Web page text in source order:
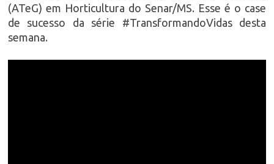
(ATeG) em Horticultura do Senar/MS. Esse é o case
de sucesso da série #TransformandoVidas desta
semana.